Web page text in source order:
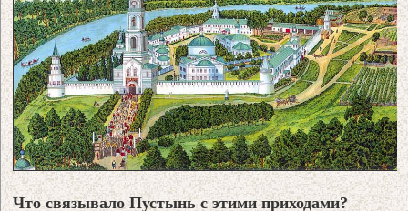
Что связывало Пустынь с этими приходами?